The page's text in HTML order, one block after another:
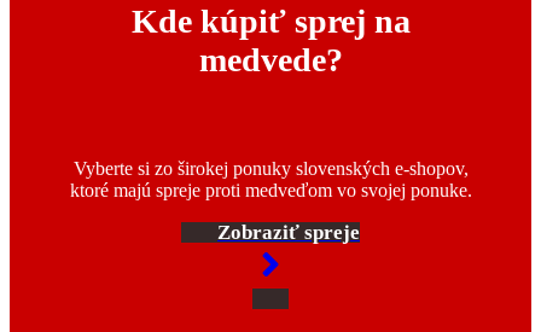
Kde kúpiť sprej na
medvede?
Vyberte si zo širokej ponuky slovenských e-shopov,
ktoré majú spreje proti medveďom vo svojej ponuke.
Zobraziť spreje